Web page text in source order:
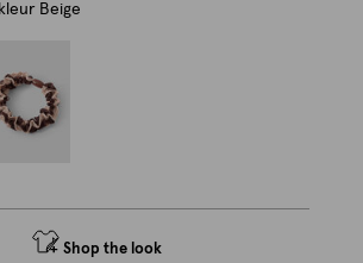
Beige
Shop the look